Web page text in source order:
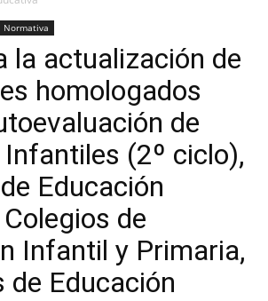
Normativa
la actualización de
homologados
de
(2º ciclo),
Educación
de
Infantil y Primaria,
Educación